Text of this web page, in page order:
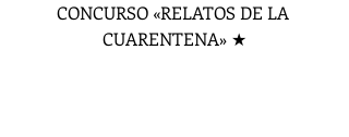
CONCURSO «RELATOS DE LA
CUARENTENA» ★